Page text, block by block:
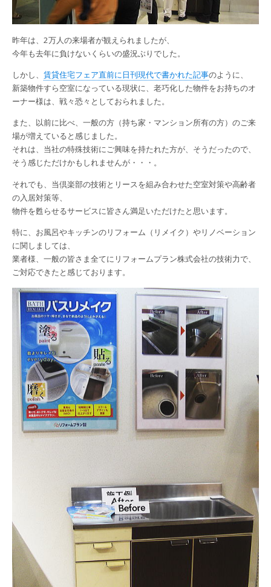
昨年は、2万人の来場者が観えられましたが、
今年も去年に負けないくらいの盛況ぶりでした。
しかし、 賃貸住宅フェア直前に日刊現代で書かれた記事のように、
新築物件すら空室になっている現状に、老巧化した物件をお持ちのオ
ーナー様は、戦々恐々としておられました。
また、以前に比べ、一般の方（持ち家・マンション所有の方）のご来
場が増えていると感じました。
それは、当社の特殊技術にご興味を持たれた方が、そうだったので、
そう感じただけかもしれませんが・・・。
それでも、当倶楽部の技術とリースを組み合わせた空室対策や高齢者
の入居対策等、
物件を甦らせるサービスに皆さん満足いただけたと思います。
特に、お風呂やキッチンのリフォーム（リメイク）やリノベーション
に関しましては、
業者様、一般の皆さま全てにリフォームプラン株式会社の技術力で、
ご対応できたと感じております。